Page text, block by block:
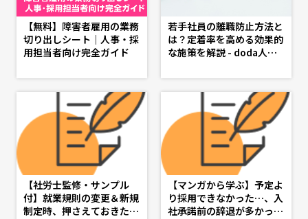
【無料】障害者雇用の業務
切り出しシート｜人事・採
用担当者向け完全ガイド
若手社員の離職防止方法と
は？定着率を高める効果的
な施策を解説 - doda人事
へ、ショートカット
【社労士監修・サンプル
付】就業規則の変更＆新規
制定時、押さえておきたい
【マンガから学ぶ】予定よ
り採用できなかった…、入
社承諾前の辞退が多かっ